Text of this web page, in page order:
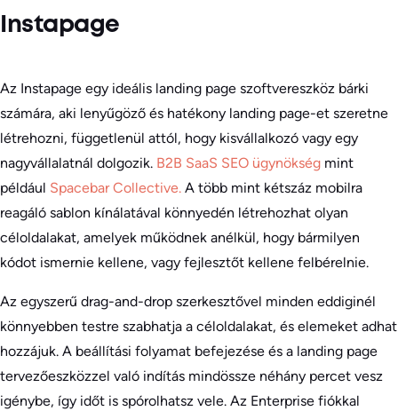
Instapage
Az Instapage egy ideális landing page szoftvereszköz bárki
számára, aki lenyűgöző és hatékony landing page-et szeretne
létrehozni, függetlenül attól, hogy kisvállalkozó vagy egy
nagyvállalatnál dolgozik. B2B SaaS SEO ügynökség mint
például Spacebar Collective. A több mint kétszáz mobilra
reagáló sablon kínálatával könnyedén létrehozhat olyan
céloldalakat, amelyek működnek anélkül, hogy bármilyen
kódot ismernie kellene, vagy fejlesztőt kellene felbérelnie.
Az egyszerű drag-and-drop szerkesztővel minden eddiginél
könnyebben testre szabhatja a céloldalakat, és elemeket adhat
hozzájuk. A beállítási folyamat befejezése és a landing page
tervezőeszközzel való indítás mindössze néhány percet vesz
igénybe, így időt is spórolhatsz vele. Az Enterprise fiókkal